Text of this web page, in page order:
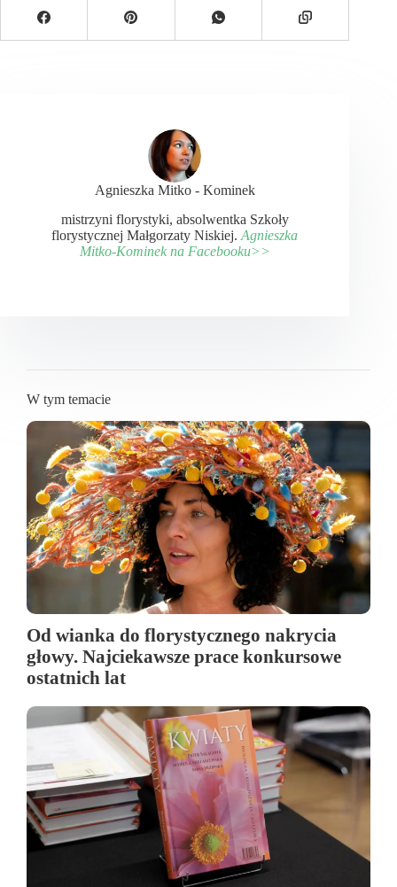
Agnieszka Mitko - Kominek
mistrzyni florystyki, absolwentka Szkoły
florystycznej Małgorzaty Niskiej.Agnieszka
Mitko-Kominek na Facebooku>>
W tym temacie
Od wianka do florystycznego nakrycia
głowy. Najciekawsze prace konkursowe
ostatnich lat